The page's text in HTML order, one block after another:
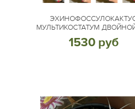
МУЛЬТИКОСТАТУМ
1530 руб